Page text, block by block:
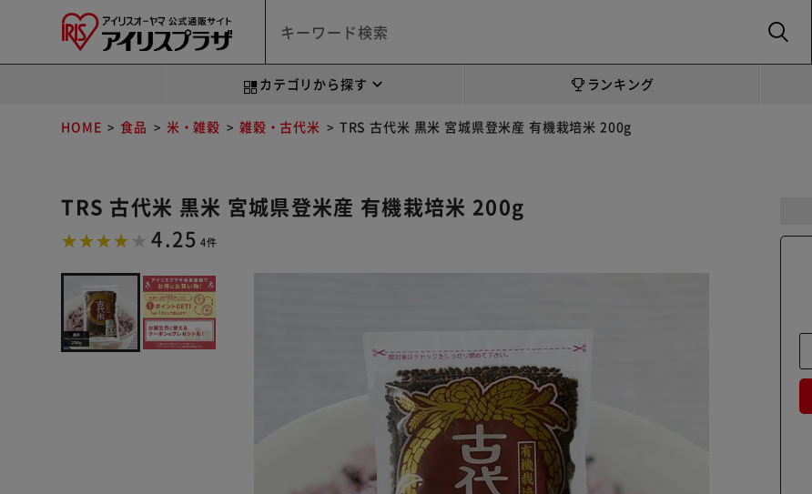
カテゴリから探す ランキング
HOME 食品 米・雑穀 雑穀・古代米 TRS 古代米 黒米 宮城県登米産 有機栽培米 200g
TRS 古代米 黒米 宮城県登米産 有機栽培米 200g
4.25 4件